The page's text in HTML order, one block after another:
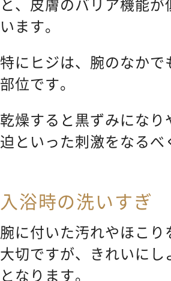
います。
特にヒジは、腕のなか
部位です。
乾燥すると黒ずみにな
迫といった刺激をなる
入浴時の洗いすぎ
腕に付いた汚れやほこ
大切ですが、きれいに
となります。